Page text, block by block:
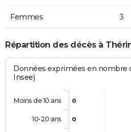
Femmes 3
Répartition des décès à
Données exprimées en nombre
Insee)
0
0
Moins de 10 ans
10-20 ans